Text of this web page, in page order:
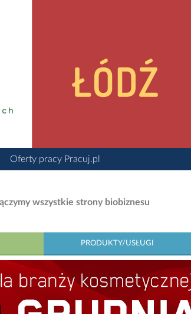
Oferty pracy Pracuj.pl
wszystkie strony biobiznesu
PRODUKTY/USŁUGI